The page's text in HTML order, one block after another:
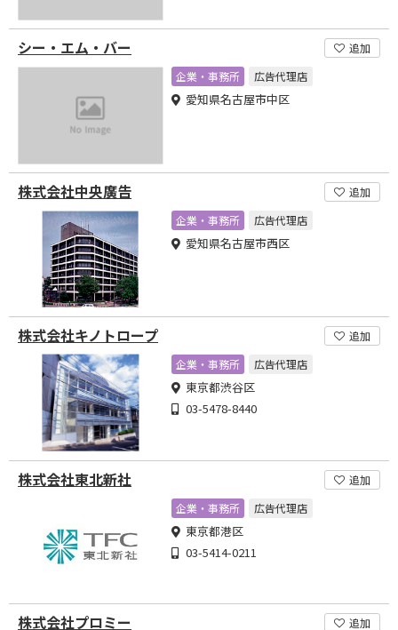
シー・エム・バー
追加
企業・事務所
広告代理店
愛知県名古屋市中区
株式会社中央廣告
追加
企業・事務所
広告代理店
愛知県名古屋市西区
株式会社キノトロープ
追加
企業・事務所
広告代理店
東京都渋谷区
03-5478-8440
株式会社東北新社
追加
企業・事務所
広告代理店
東京都港区
03-5414-0211
株式会社プロミー 追加